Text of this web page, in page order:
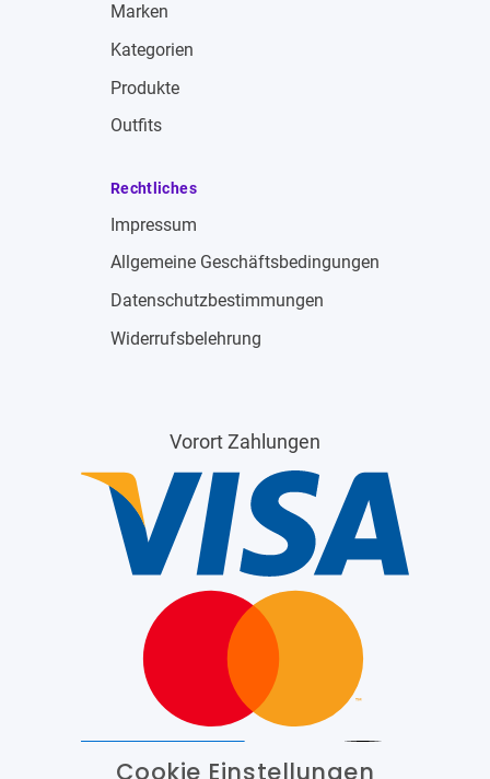
Marken
Kategorien
Produkte
Outfits
Rechtliches
Impressum
Allgemeine Geschäftsbedingungen
Datenschutzbestimmungen
Widerrufsbelehrung
Vorort Zahlungen
Cookie Einstellungen